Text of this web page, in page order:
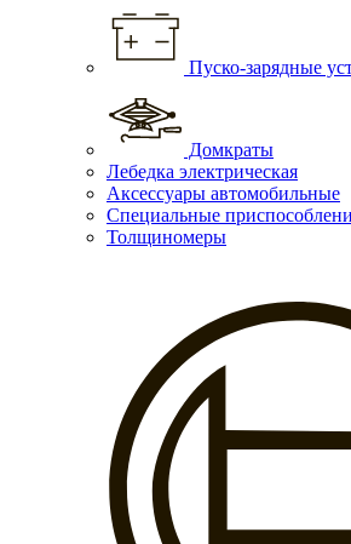
Пуско-зарядные
Домкраты
Лебедка электрическая
Аксессуары автомобильные
Специальные
Толщиномеры